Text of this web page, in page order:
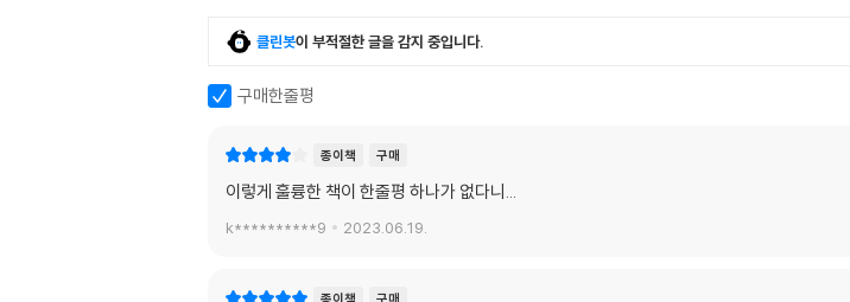
클린봇이 부적절한 글을 감지 중입니다.
구매한줄평
종이책 구매
이렇게 훌륭한 책이 한줄평 하나가 없다니...
k**********9 2023.06.19.
종이책 구매